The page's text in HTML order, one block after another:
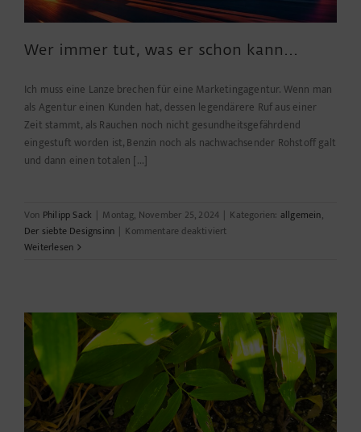
Wer immer tut, was er schon kann…
Ich muss eine Lanze brechen für eine Marketingagentur. Wenn man
als Agentur einen Kunden hat, dessen legendärere Ruf aus einer
Zeit stammt, als Rauchen noch nicht gesundheitsgefährdend
eingestuft worden ist, Benzin noch als nachwachsender Rohstoff galt
und dann einen totalen [...]
Von Philipp Sack | Montag, November 25, 2024 | Kategorien: allgemein,
Der siebte Designsinn | Kommentare deaktiviertfür
er
kann…
Weiterlesen